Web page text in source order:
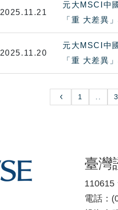
2025.11.21
元大MSCI中
「重 大差異
2025.11.20
元大MSCI中
「重 大差異
1 3
臺灣
110615
電話：